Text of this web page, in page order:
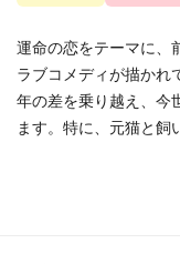
運命の恋をテーマに、
ラブコメディが描かれ
年の差を乗り越え、今
ます。特に、元猫と飼